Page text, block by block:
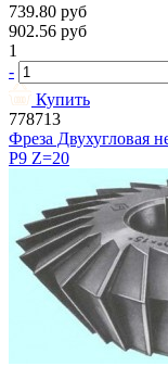
739.80 руб
902.56 руб
1
-
Купить
778713
Фреза Двухугловая
Р9 Z=20